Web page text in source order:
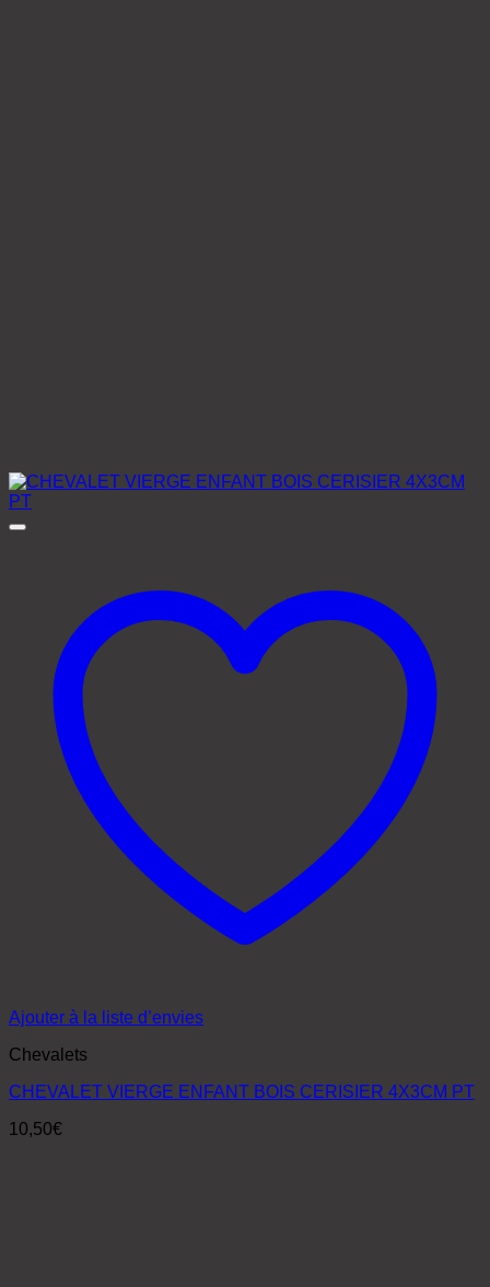
Ajouter à la liste d’envies
Chevalets
CHEVALET VIERGE ENFANT BOIS CERISIER 4X3CM PT
10,50€